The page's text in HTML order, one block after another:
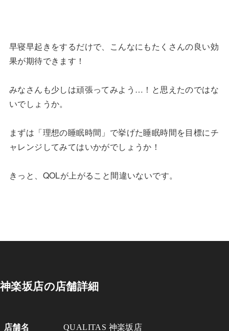
早寝早起きをするだけで、こんなにもたくさんの良い効
果が期待できます！
みなさんも少しは頑張ってみよう…！と思えたのではな
いでしょうか。
まずは「理想の睡眠時間」で挙げた睡眠時間を目標にチ
ャレンジしてみてはいかがでしょうか！
きっと、QOLが上がること間違いないです。
神楽坂店の店舗詳細
店舗名 QUALITAS 神楽坂店